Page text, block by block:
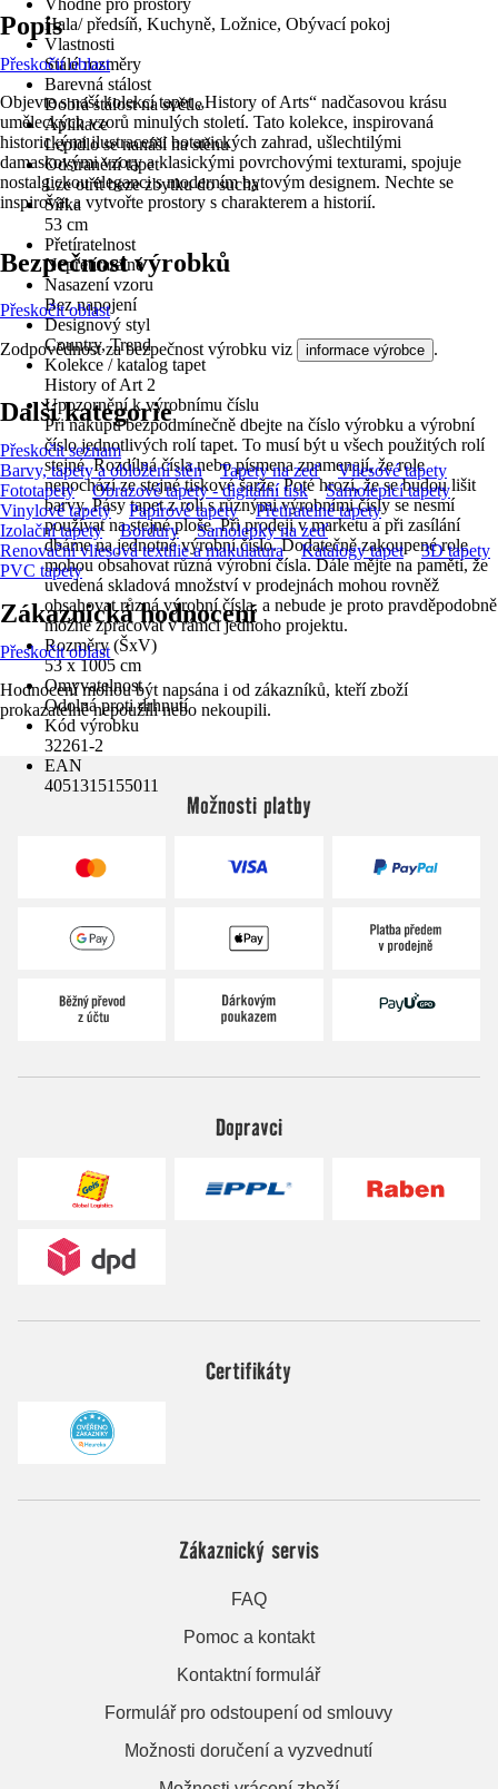
Vhodné pro prostory
Hala/ předsíň, Kuchyně, Ložnice, Obývací pokoj
Vlastnosti
Stálé rozměry
Barevná stálost
Dobrá stálost na světle
Aplikace
Lepidlo se nanáší na stěnu
Odstranění tapet
Lze otřít beze zbytku do sucha
Šířka
53 cm
Přetíratelnost
Nepřetíratelné
Nasazení vzoru
Bez napojení
Designový styl
Country, Trend
Kolekce / katalog tapet
History of Art 2
Upozornění k výrobnímu číslu
Při nákupu bezpodmínečně dbejte na číslo výrobku a výrobní
číslo jednotlivých rolí tapet. To musí být u všech použitých rolí
stejné. Rozdílná čísla nebo písmena znamenají, že role
nepochází ze stejné tiskové šarže. Poté hrozí, že se budou lišit
barvy. Pásy tapet z rolí s různými výrobními čísly se nesmí
používat na stejné ploše. Při prodeji v marketu a při zasílání
dbáme na jednotné výrobní číslo. Dodatečně zakoupené role
mohou obsahovat různá výrobní čísla. Dále mějte na paměti, že
uvedená skladová množství v prodejnách mohou rovněž
obsahovat různá výrobní čísla, a nebude je proto pravděpodobně
možné zpracovat v rámci jednoho projektu.
Rozměry (ŠxV)
53 x 1005 cm
Omyvatelnost
Odolná proti drhnutí
Kód výrobku
32261-2
EAN
4051315155011
Popis
Přeskočit oblast
Objevte s naší kolekcí tapet „History of Arts“ nadčasovou krásu
uměleckých vzorů minulých století. Tato kolekce, inspirovaná
historickými ilustracemi botanických zahrad, ušlechtilými
damaskovými vzory a klasickými povrchovými texturami, spojuje
nostalgickou eleganci s moderním bytovým designem. Nechte se
inspirovat a vytvořte prostory s charakterem a historií.
Bezpečnost výrobků
Přeskočit oblast
Zodpovědnost za bezpečnost výrobku viz informace výrobce .
Další kategorie
Přeskočit seznam
Barvy, tapety a obložení stěn
Tapety na zeď
Vliesové tapety
Fototapety
Obrazové tapety - digitální tisk
Samolepicí tapety
Vinylové tapety
Papírové tapety
Přetiratelné tapety
Izolační tapety
Bordury
Samolepky na zeď
Renovační vliesová textilie a makulatura
Katalogy tapet
3D tapety
PVC tapety
Zákaznická hodnocení
Přeskočit oblast
Hodnocení mohou být napsána i od zákazníků, kteří zboží
prokazatelně nepoužili nebo nekoupili.
Možnosti platby
Dopravci
Certifikáty
Zákaznický servis
FAQ
Pomoc a kontakt
Kontaktní formulář
Formulář pro odstoupení od smlouvy
Možnosti doručení a vyzvednutí